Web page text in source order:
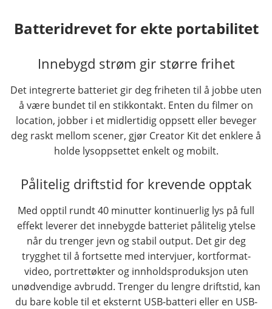
Batteridrevet for ekte portabilitet
Innebygd strøm gir større frihet
Det integrerte batteriet gir deg friheten til å jobbe uten
å være bundet til en stikkontakt. Enten du filmer on
location, jobber i et midlertidig oppsett eller beveger
deg raskt mellom scener, gjør Creator Kit det enklere å
holde lysoppsettet enkelt og mobilt.
Pålitelig driftstid for krevende opptak
Med opptil rundt 40 minutter kontinuerlig lys på full
effekt leverer det innebygde batteriet pålitelig ytelse
når du trenger jevn og stabil output. Det gir deg
trygghet til å fortsette med intervjuer, kortformat-
video, portrettøkter og innholdsproduksjon uten
unødvendige avbrudd. Trenger du lengre driftstid, kan
du bare koble til et eksternt USB-batteri eller en USB-